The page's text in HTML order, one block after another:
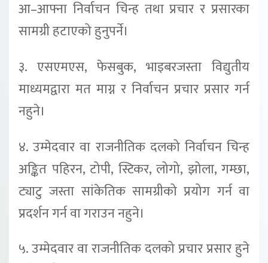
आ–आफ्ना निर्वाचन चिन्ह तथा प्रचार र प्रसारका
सामग्री हटाएको हुनुपर्ने।
३. एसएमएस, फेसबुक, भाइबरजस्ता विद्युतीय
माध्यमद्वारा मत माग्न र निर्वाचन प्रचार प्रसार गर्न
नहुने।
४. उम्मेदवार वा राजनीतिक दलको निर्वाचन चिन्ह
अङ्कित पहिरन, टोपी, स्टिकर, लोगो, झोला, गम्छा,
ट्याटु जस्ता सांकेतिक सामग्रीको प्रयोग गर्न वा
प्रदर्शन गर्न वा गराउन नहुने।
५. उम्मेदवार वा राजनीतिक दलको प्रचार प्रसार हुने